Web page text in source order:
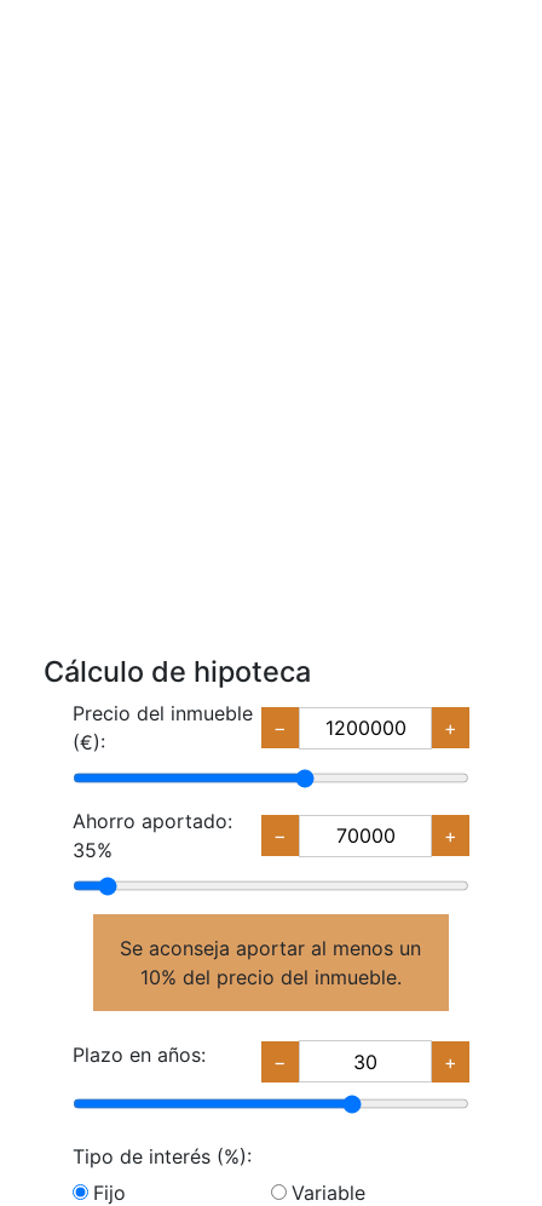
Cálculo de hipoteca
Precio del inmueble
(€):
− +
Ahorro aportado:
35%
− +
Se aconseja aportar al menos un
10% del precio del inmueble.
Plazo en años: − +
Tipo de interés (%):
Fijo
Variable